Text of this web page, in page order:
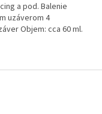
a pod. Balenie
uzáverom 4
Objem: cca 60 ml.